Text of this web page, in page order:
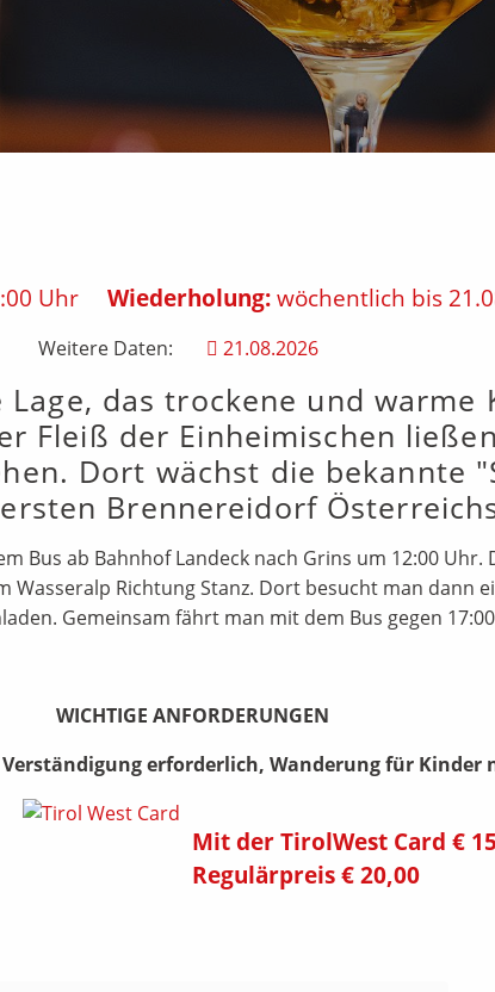
Uhr Wiederholung:wöchentlich bis
Weitere Daten: 21.08.2026
das trockene und warme
Fleiß der Einheimischen
Dort wächst die bekannte
Brennereidorf
Bus ab Bahnhof Landeck nach Grins um 12:00 Uhr.
Wasseralp Richtung Stanz. Dort besucht man dann
Gemeinsam fährt man mit dem Bus gegen
WICHTIGE ANFORDERUNGEN
erforderlich, Wanderung für Kinder
Mit der TirolWest Card €
Regulärpreis € 20,00